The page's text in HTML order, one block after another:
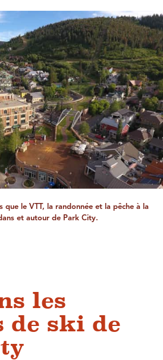
que le VTT, la randonnée et la pêche à la
et autour de Park City.
les
de ski de